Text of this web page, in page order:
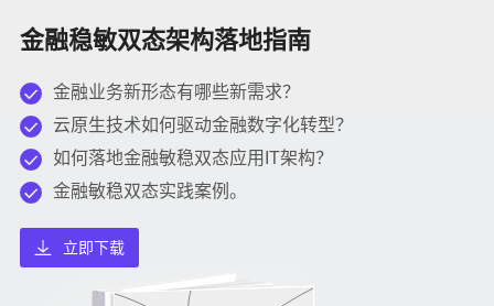
金融稳敏双态架构落地指南
金融业务新形态有哪些新需求？
云原生技术如何驱动金融数字化转型？
如何落地金融敏稳双态应用IT架构？
金融敏稳双态实践案例。
立即下载